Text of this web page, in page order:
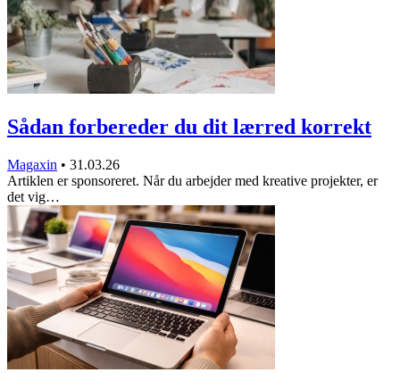
Sådan forbereder du dit lærred korrekt
Magaxin • 31.03.26
Artiklen er sponsoreret. Når du arbejder med kreative projekter, er
det vig…